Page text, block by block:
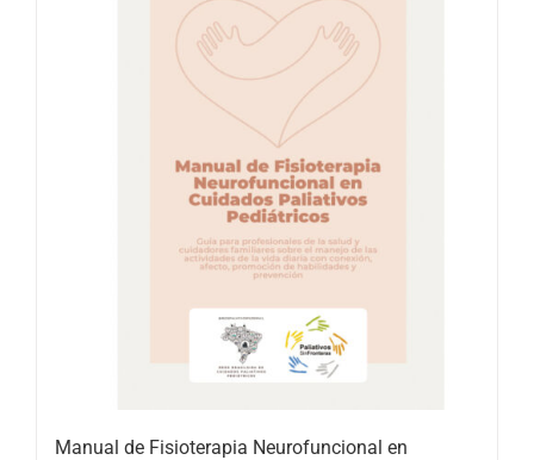
Manual de Fisioterapia Neurofuncional en